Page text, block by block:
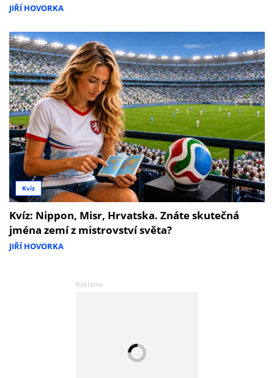
JIŘÍ HOVORKA
Kvíz
Kvíz: Nippon, Misr, Hrvatska. Znáte skutečná
jména zemí z mistrovství světa?
JIŘÍ HOVORKA